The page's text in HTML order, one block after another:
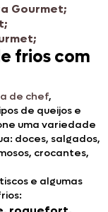
Gourmet;
frios com
de chef,
de queijos e
uma variedade
doces, salgados,
crocantes,
e algumas